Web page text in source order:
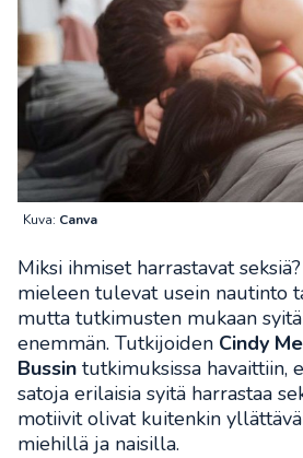
Kuva: Canva
Miksi ihmiset harrastavat
mieleen tulevat usein nautinto
mutta tutkimusten mukaan
enemmän. Tutkijoiden Cindy
Bussin tutkimuksissa havaittiin,
satoja erilaisia syitä harrastaa
motiivit olivat kuitenkin
miehillä ja naisilla.